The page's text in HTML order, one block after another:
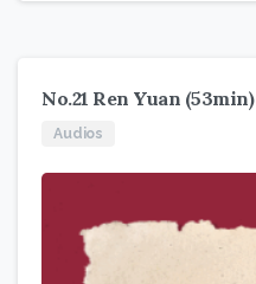
No.21 Ren Yuan (53min)
Audios